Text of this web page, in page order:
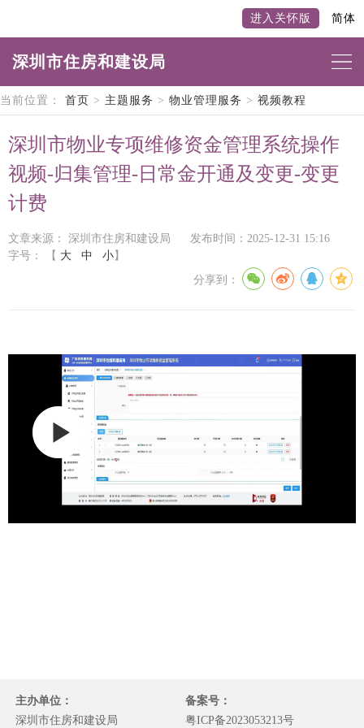
进入关怀版 简体
深圳市住房和建设局
当前位置： 首页 > 主题服务 > 物业管理服务 > 视频教程
深圳市物业专项维修资金管理系统操作
视频-归集管理-日常金开通及变更-变更
计费
文章来源： 深圳市住房和建设局
发布时间：2025-12-31 15:16
字号：
【 大 中 小 】
分享到：
主办单位：
深圳市住房和建设局
备案号：
粤ICP备2023053213号